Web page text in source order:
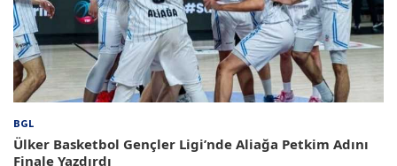
BGL
Ülker Basketbol Gençler Ligi’nde Aliağa Petkim Adını
Finale Yazdırdı